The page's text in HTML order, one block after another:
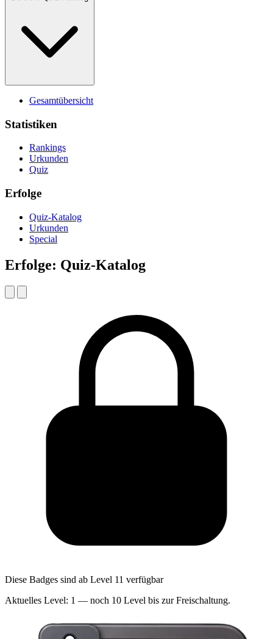
Gesamtübersicht
Statistiken
Rankings
Urkunden
Quiz
Erfolge
Quiz-Katalog
Urkunden
Special
Erfolge: Quiz-Katalog
Diese Badges sind ab Level 11 verfügbar
Aktuelles Level: 1 — noch 10 Level bis zur Freischaltung.